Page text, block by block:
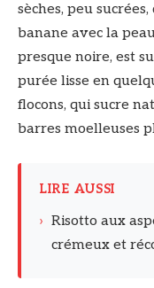
sèches, peu
banane avec la
presque noire, est
purée lisse en
flocons, qui sucre
barres moelleuses
LIRE AUSSI
› Risotto aux
crémeux et